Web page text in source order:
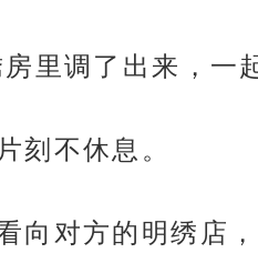
里调了出来，一
刻不休息。
向对方的明绣店